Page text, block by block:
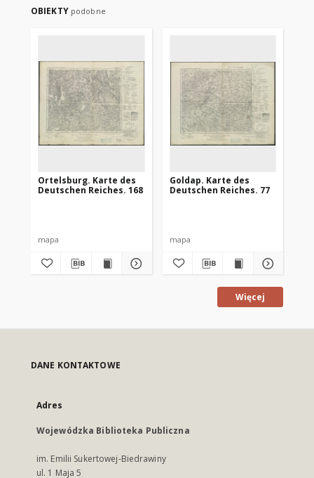
OBIEKTY podobne
Ortelsburg. Karte des
Deutschen Reiches. 168
mapa
Goldap. Karte des
Deutschen Reiches. 77
mapa
Więcej
DANE KONTAKTOWE
Adres
Wojewódzka Biblioteka Publiczna
im. Emilii Sukertowej-Biedrawiny
ul. 1 Maja 5